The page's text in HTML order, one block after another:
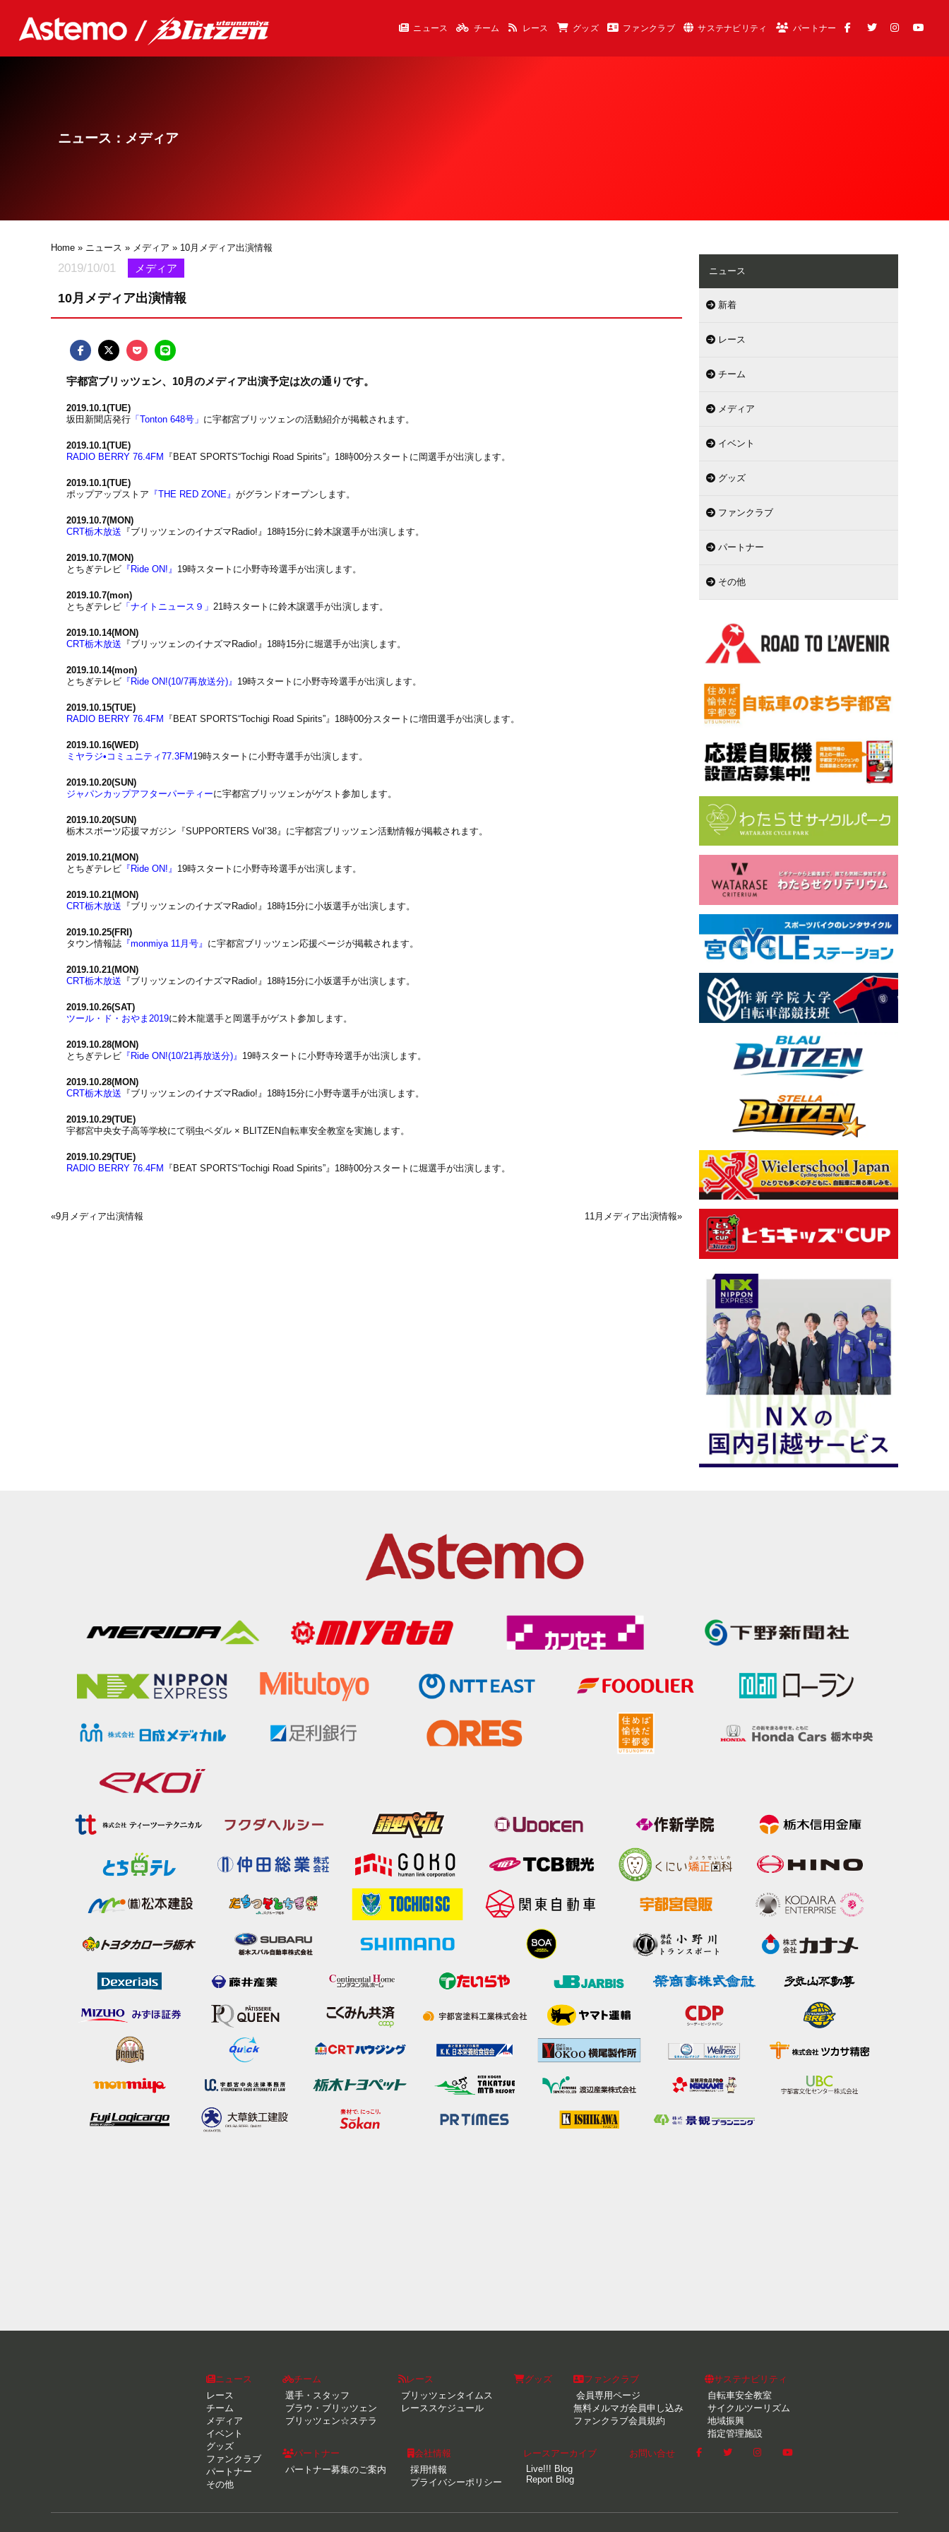
ニュース チーム レース グッズ ファンクラブ サステナビリティ パートナー
ニュース：メディア
Home » ニュース » メディア » 10月メディア出演情報
2019/10/01 メディア
10月メディア出演情報
宇都宮ブリッツェン、10月のメディア出演予定は次の通りです。
2019.10.1(TUE)
坂田新聞店発行 「Tonton 648号」 に宇都宮ブリッツェンの活動紹介が掲載されます。
2019.10.1(TUE)
RADIO BERRY 76.4FM
『BEAT SPORTS“Tochigi Road Spirits”』18時00分スタートに岡選手が出演します。
2019.10.1(TUE)
ポップアップストア 『THE RED ZONE』がグランドオープンします。
2019.10.7(MON)
CRT栃木放送 『ブリッツェンのイナズマRadio!』18時15分に鈴木譲選手が出演します。
2019.10.7(MON)
とちぎテレビ 『Ride ON!』 19時スタートに小野寺玲選手が出演します。
2019.10.7(mon)
とちぎテレビ 「ナイトニュース９」21時スタートに鈴木譲選手が出演します。
2019.10.14(MON)
CRT栃木放送 『ブリッツェンのイナズマRadio!』18時15分に堀選手が出演します。
2019.10.14(mon)
とちぎテレビ 『Ride ON!(10/7再放送分)』 19時スタートに小野寺玲選手が出演します。
2019.10.15(TUE)
RADIO BERRY 76.4FM
『BEAT SPORTS“Tochigi Road Spirits”』18時00分スタートに増田選手が出演します。
2019.10.16(WED)
ミヤラジ•コミュニティ77.3FM 19時スタートに小野寺選手が出演します。
2019.10.20(SUN)
ジャパンカップアフターパーティーに宇都宮ブリッツェンがゲスト参加します。
2019.10.20(SUN)
栃木スポーツ応援マガジン『SUPPORTERS Vol’38』に宇都宮ブリッツェン活動情報が掲載されます。
2019.10.21(MON)
とちぎテレビ 『Ride ON!』 19時スタートに小野寺玲選手が出演します。
2019.10.21(MON)
CRT栃木放送 『ブリッツェンのイナズマRadio!』18時15分に小坂選手が出演します。
2019.10.25(FRI)
タウン情報誌 『monmiya 11月号』 に宇都宮ブリッツェン応援ページが掲載されます。
2019.10.21(MON)
CRT栃木放送 『ブリッツェンのイナズマRadio!』18時15分に小坂選手が出演します。
2019.10.26(SAT)
ツール・ド・おやま2019に鈴木龍選手と岡選手がゲスト参加します。
2019.10.28(MON)
とちぎテレビ 『Ride ON!(10/21再放送分)』 19時スタートに小野寺玲選手が出演します。
2019.10.28(MON)
CRT栃木放送 『ブリッツェンのイナズマRadio!』18時15分に小野寺選手が出演します。
2019.10.29(TUE)
宇都宮中央女子高等学校にて弱虫ペダル × BLITZEN自転車安全教室を実施します。
2019.10.29(TUE)
RADIO BERRY 76.4FM
『BEAT SPORTS“Tochigi Road Spirits”』18時00分スタートに堀選手が出演します。
«9月メディア出演情報 11月メディア出演情報»
ニュース
新着
レース
チーム
メディア
イベント
グッズ
ファンクラブ
パートナー
その他
ニュース
レース
チーム
メディア
イベント
グッズ
ファンクラブ
パートナー
その他
チーム
選手・スタッフ
ブラウ・ブリッツェン
ブリッツェン☆ステラ
レース
ブリッツェンタイムス
レーススケジュール
グッズ
ファンクラブ
会員専用ページ
無料メルマガ会員申し込み
ファンクラブ会員規約
サステナビリティ
自転車安全教室
サイクルツーリズム
地域振興
指定管理施設
パートナー
パートナー募集のご案内
会社情報
採用情報
プライバシーポリシー
レースアーカイブ
Live!!! Blog
Report Blog
お問い合せ